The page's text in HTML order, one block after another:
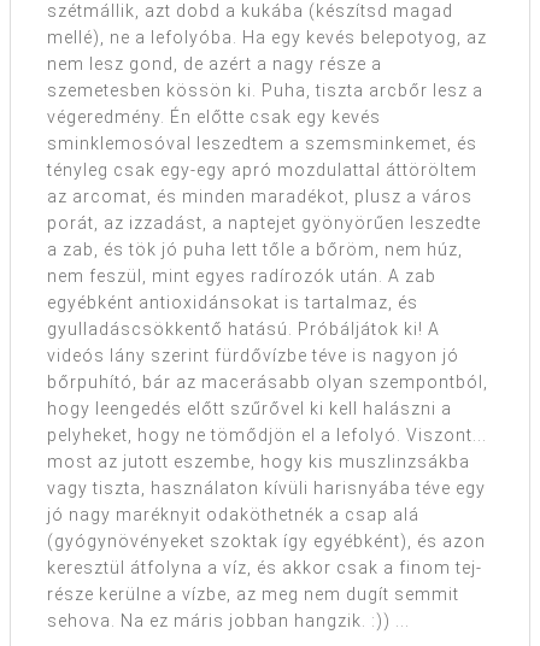
szétmállik, azt dobd a kukába (készítsd magad
mellé), ne a lefolyóba. Ha egy kevés belepotyog, az
nem lesz gond, de azért a nagy része a
szemetesben kössön ki. Puha, tiszta arcbőr lesz a
végeredmény. Én előtte csak egy kevés
sminklemosóval leszedtem a szemsminkemet, és
tényleg csak egy-egy apró mozdulattal áttöröltem
az arcomat, és minden maradékot, plusz a város
porát, az izzadást, a naptejet gyönyörűen leszedte
a zab, és tök jó puha lett tőle a bőröm, nem húz,
nem feszül, mint egyes radírozók után. A zab
egyébként antioxidánsokat is tartalmaz, és
gyulladáscsökkentő hatású. Próbáljátok ki! A
videós lány szerint fürdővízbe téve is nagyon jó
bőrpuhító, bár az macerásabb olyan szempontból,
hogy leengedés előtt szűrővel ki kell halászni a
pelyheket, hogy ne tömődjön el a lefolyó. Viszont...
most az jutott eszembe, hogy kis muszlinzsákba
vagy tiszta, használaton kívüli harisnyába téve egy
jó nagy maréknyit odaköthetnék a csap alá
(gyógynövényeket szoktak így egyébként), és azon
keresztül átfolyna a víz, és akkor csak a finom tej-
része kerülne a vízbe, az meg nem dugít semmit
sehova. Na ez máris jobban hangzik. :)) ...